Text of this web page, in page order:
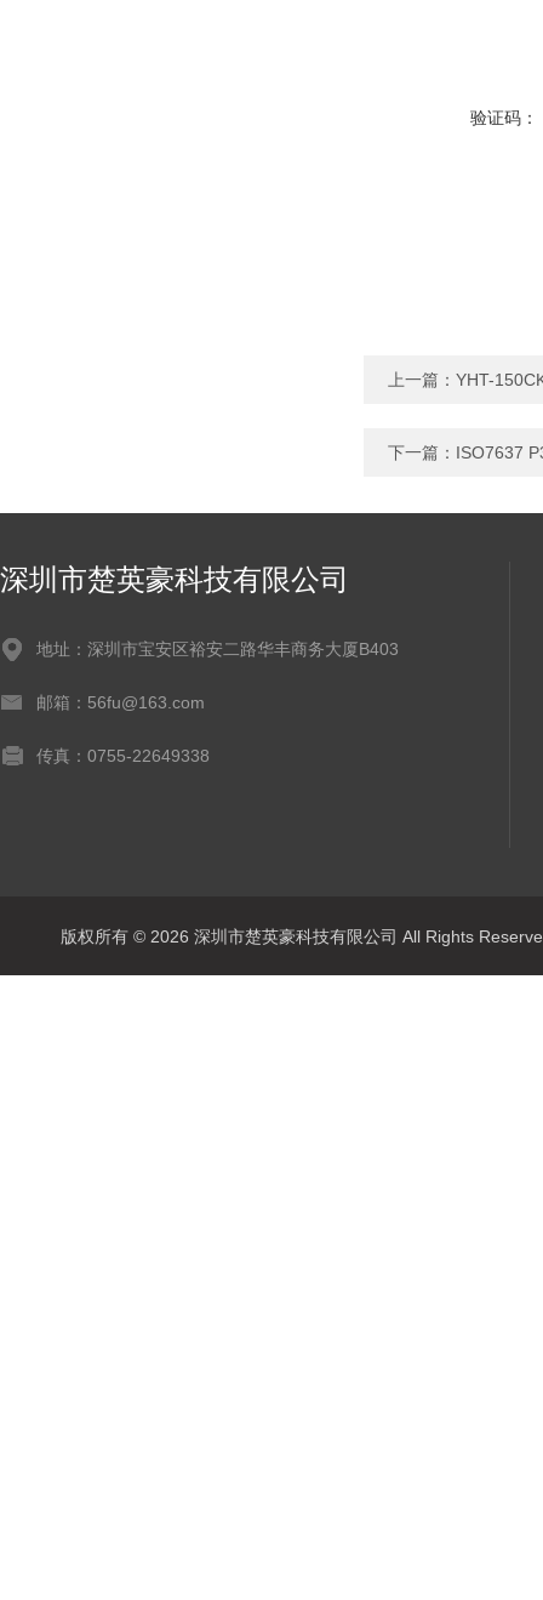
验证码：
上一篇： YHT-
下一篇： ISO7637
深圳市楚英豪科技有限公司
地址：深圳市宝安区裕安二路华丰商务大厦B403
邮箱：56fu@163.com
传真：0755-22649338
版权所有 © 2026 深圳市楚英豪科技有限公司 All Rights